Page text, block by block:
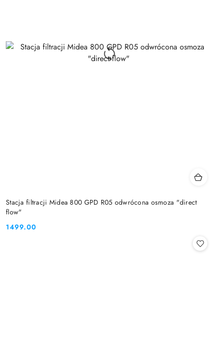
Stacja filtracji Midea 800 GPD R05 odwrócona osmoza "direct
flow"
Cena:
1499.00